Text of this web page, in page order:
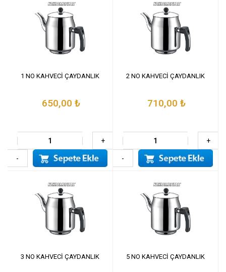
1 NO KAHVECİ ÇAYDANLIK
650,00 ₺
+
-
2 NO KAHVECİ ÇAYDANLIK
710,00 ₺
+
-
3 NO KAHVECİ ÇAYDANLIK 5 NO KAHVECİ ÇAYDANLIK